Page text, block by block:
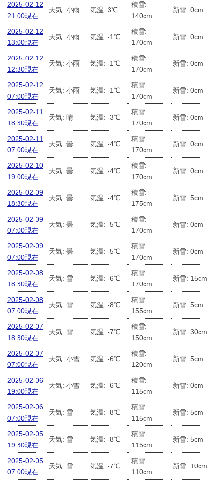
2025-02-12
21:00現在
天気: 小雨 気温: 3℃
積雪:
140cm
新雪: 0cm
2025-02-12
13:00現在
天気: 小雨 気温: -1℃
積雪:
170cm
新雪: 0cm
2025-02-12
12:30現在
天気: 小雨 気温: -1℃
積雪:
170cm
新雪: 0cm
2025-02-12
07:00現在
天気: 小雨 気温: -1℃
積雪:
170cm
新雪: 0cm
2025-02-11
18:30現在
天気: 晴 気温: -3℃
積雪:
170cm
新雪: 0cm
2025-02-11
07:00現在
天気: 曇 気温: -4℃
積雪:
170cm
新雪: 0cm
2025-02-10
19:00現在
天気: 曇 気温: -4℃
積雪:
170cm
新雪: 0cm
2025-02-09
18:30現在
天気: 曇 気温: -4℃
積雪:
175cm
新雪: 5cm
2025-02-09
07:00現在
天気: 曇 気温: -5℃
積雪:
170cm
新雪: 0cm
2025-02-09
07:00現在
天気: 曇 気温: -5℃
積雪:
170cm
新雪: 0cm
2025-02-08
18:30現在
天気: 雪 気温: -6℃
積雪:
170cm
新雪: 15cm
2025-02-08
07:00現在
天気: 雪 気温: -8℃
積雪:
155cm
新雪: 5cm
2025-02-07
18:30現在
天気: 雪 気温: -7℃
積雪:
150cm
新雪: 30cm
2025-02-07
07:00現在
天気: 小雪 気温: -6℃
積雪:
120cm
新雪: 5cm
2025-02-06
19:00現在
天気: 小雪 気温: -6℃
積雪:
115cm
新雪: 0cm
2025-02-06
07:00現在
天気: 雪 気温: -8℃
積雪:
115cm
新雪: 5cm
2025-02-05
19:30現在
天気: 雪 気温: -8℃
積雪:
115cm
新雪: 5cm
2025-02-05
07:00現在
天気: 雪 気温: -7℃
積雪:
110cm
新雪: 10cm